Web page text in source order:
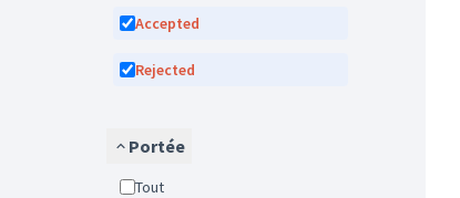
Accepted
Rejected
Portée
Tout